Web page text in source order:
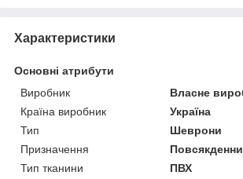
Характеристики
Основні атрибути
Виробник
Власне
Країна виробник
Україна
Тип
Шеврони
Призначення
Тип тканини
ПВХ